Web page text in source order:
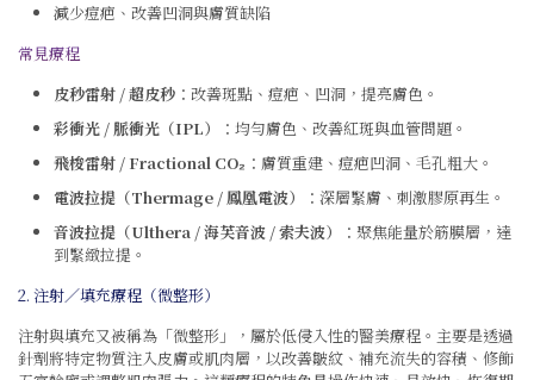
減少痘疤、改善凹洞與膚質缺陷
常見療程
皮秒雷射 / 超皮秒 ：改善斑點、痘疤、凹洞，提亮膚色。
彩衝光 / 脈衝光（IPL）
：均勻膚色、改善紅斑與血管問題。
飛梭雷射 / Fractional CO₂ ：膚質重建、痘疤凹洞、毛孔粗大。
電波拉提（Thermage / 鳳凰電波）
：深層緊膚、刺激膠原再生。
音波拉提（Ulthera / 海芙音波 / 索夫波）
：聚焦能量於筋膜層，達
到緊緻拉提。
2. 注射／填充療程（微整形）
注射與填充又被稱為「微整形」，屬於低侵入性的醫美療程。主要是透過
針劑將特定物質注入皮膚或肌肉層，以改善皺紋、補充流失的容積、修飾